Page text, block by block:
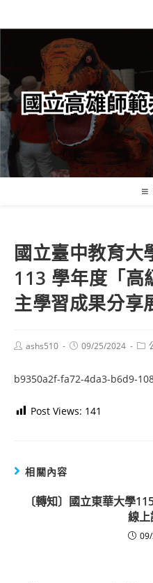
轉
要
內
容
國立臺中教育大
113 學年度「高
主學習成果分享
Postashs510
Post09/25/2024
Post
b9350a2f-fa72-4da3-b6d9-
Post Views: 141
相關內容
〔轉知〕國立東華大學
線